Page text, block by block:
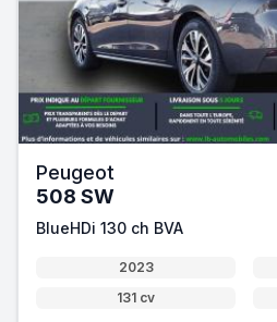
Peugeot
508 SW
BlueHDi 130 ch BVA
2023
131 cv